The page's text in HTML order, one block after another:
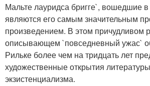
Мальте лауридса бригге`, вошедшие в
являются его самым значительным
произведением. В этом причудливом
описывающем `повседневный ужас`
Рильке более чем на тридцать лет
художественные открытия литературы
экзистенциализма.